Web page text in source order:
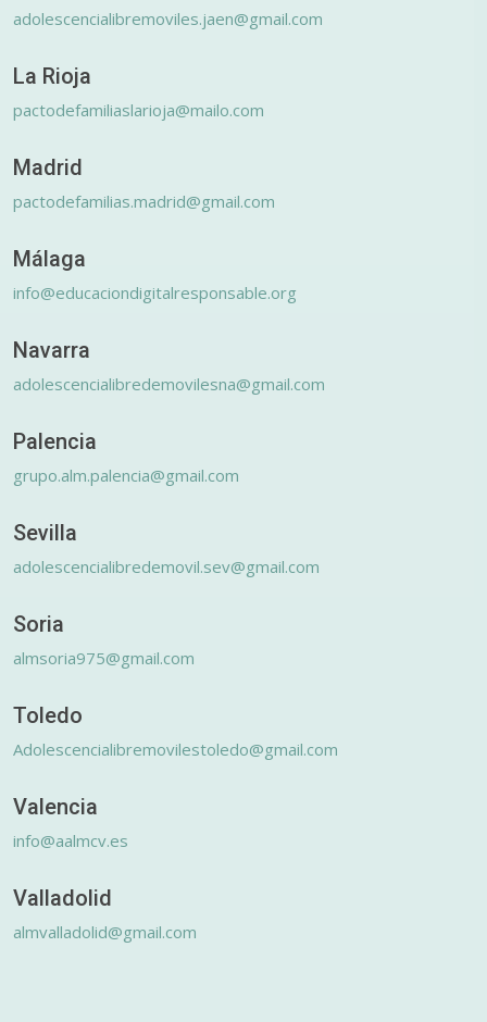
adolescencialibremoviles.jaen@gmail.com
La Rioja
pactodefamiliaslarioja@mailo.com
Madrid
pactodefamilias.madrid@gmail.com
Málaga
info@educaciondigitalresponsable.org
Navarra
adolescencialibredemovilesna@gmail.com
Palencia
grupo.alm.palencia@gmail.com
Sevilla
adolescencialibredemovil.sev@gmail.com
Soria
almsoria975@gmail.com
Toledo
Adolescencialibremovilestoledo@gmail.com
Valencia
info@aalmcv.es
Valladolid
almvalladolid@gmail.com